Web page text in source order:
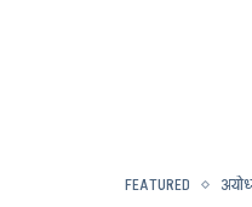
FEATURED